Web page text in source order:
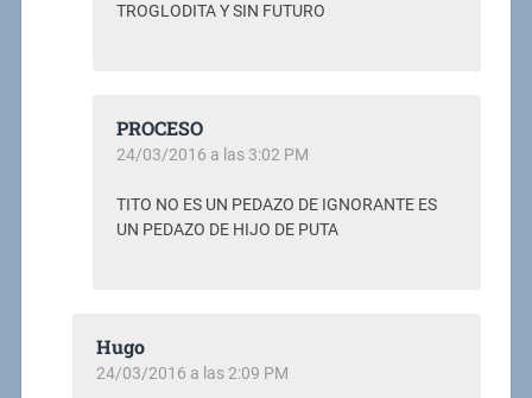
TROGLODITA Y SIN FUTURO
PROCESO
24/03/2016 a las 3:02 PM
TITO NO ES UN PEDAZO DE IGNORANTE ES
UN PEDAZO DE HIJO DE PUTA
Hugo
24/03/2016 a las 2:09 PM